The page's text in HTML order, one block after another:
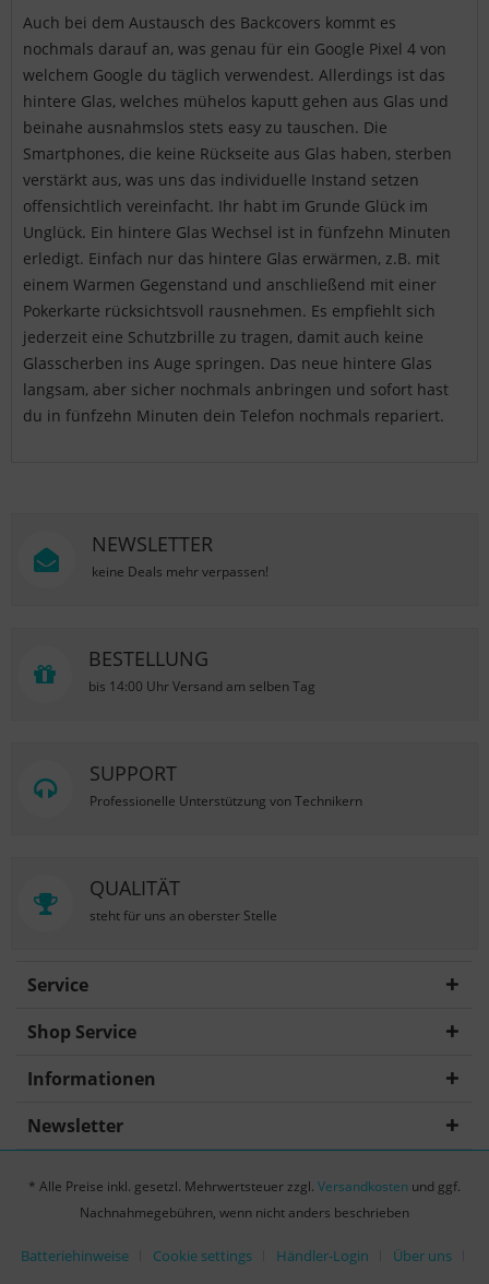
Auch bei dem Austausch des Backcovers kommt es
nochmals darauf an, was genau für ein Google Pixel 4 von
welchem Google du täglich verwendest. Allerdings ist das
hintere Glas, welches mühelos kaputt gehen aus Glas und
beinahe ausnahmslos stets easy zu tauschen. Die
Smartphones, die keine Rückseite aus Glas haben, sterben
verstärkt aus, was uns das individuelle Instand setzen
offensichtlich vereinfacht. Ihr habt im Grunde Glück im
Unglück. Ein hintere Glas Wechsel ist in fünfzehn Minuten
erledigt. Einfach nur das hintere Glas erwärmen, z.B. mit
einem Warmen Gegenstand und anschließend mit einer
Pokerkarte rücksichtsvoll rausnehmen. Es empfiehlt sich
jederzeit eine Schutzbrille zu tragen, damit auch keine
Glasscherben ins Auge springen. Das neue hintere Glas
langsam, aber sicher nochmals anbringen und sofort hast
du in fünfzehn Minuten dein Telefon nochmals repariert.
NEWSLETTER
keine Deals mehr verpassen!
BESTELLUNG
bis 14:00 Uhr Versand am selben Tag
SUPPORT
Professionelle Unterstützung von Technikern
QUALITÄT
steht für uns an oberster Stelle
Service
Shop Service
Informationen
Newsletter
* Alle Preise inkl. gesetzl. Mehrwertsteuer zzgl. Versandkosten und ggf.
Nachnahmegebühren, wenn nicht anders beschrieben
Batteriehinweise Cookie settings Händler-Login
Über uns